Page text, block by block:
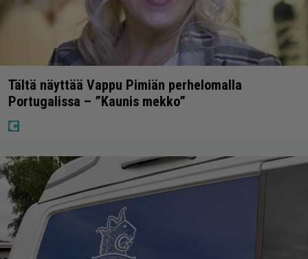
Tältä näyttää Vappu Pimiän perhelomalla
Portugalissa – ”Kaunis mekko”